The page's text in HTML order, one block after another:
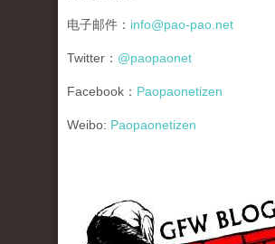
电子邮件： info@pao-pao.net
Twitter： @paopaonet
Facebook： Paopaonetizen
Weibo: Paopaonetizen
gfw_blog_small.jpg